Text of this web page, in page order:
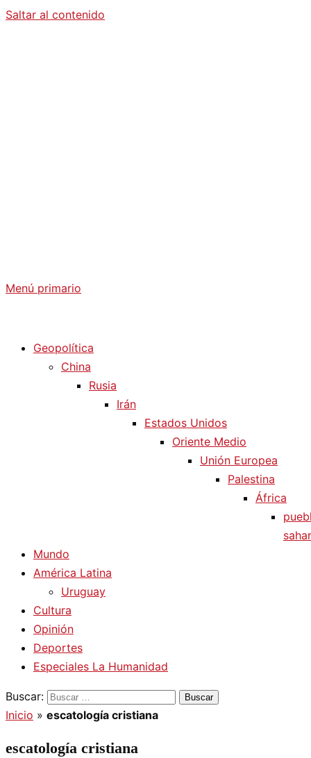
Saltar al contenido
Menú primario
Geopolítica
China
Rusia
Irán
Estados Unidos
Oriente Medio
Unión Europea
Palestina
África
Mundo
América Latina
Uruguay
Cultura
Opinión
Deportes
Especiales La Humanidad
Buscar:
Inicio » escatología cristiana
escatología cristiana